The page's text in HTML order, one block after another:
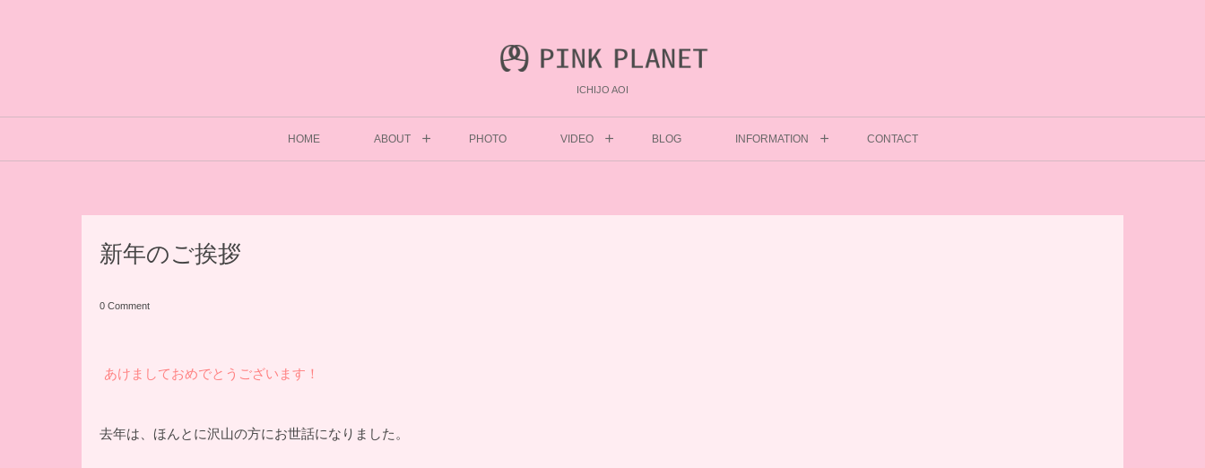
ICHIJO AOI
HOME ABOUT PHOTO VIDEO BLOG INFORMATION CONTACT
新年のご挨拶
0 Comment
あけましておめでとうございます！
去年は、ほんとに沢山の方にお世話になりました。